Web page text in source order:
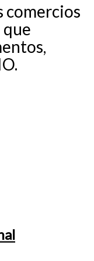
comercios
que